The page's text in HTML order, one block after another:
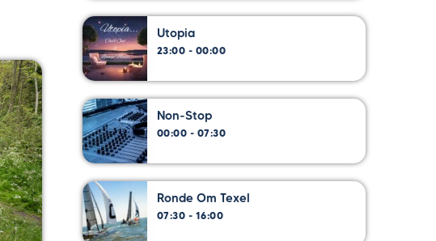
Utopia
23:00 - 00:00
Non-Stop
00:00 - 07:30
Ronde Om Texel
07:30 - 16:00